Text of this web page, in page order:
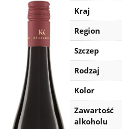
Kraj
Region
Szczep
Rodzaj
Kolor
Zawartość
alkoholu